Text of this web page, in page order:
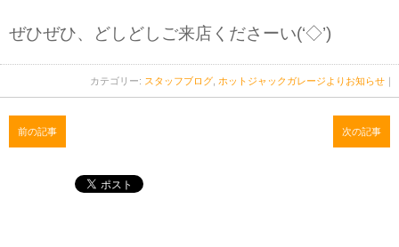
ぜひぜひ、どしどしご来店くださーい(‘◇’)ゞ
カテゴリー: スタッフブログ ホットジャックガレージよりお知らせ ｜
前の記事 次の記事